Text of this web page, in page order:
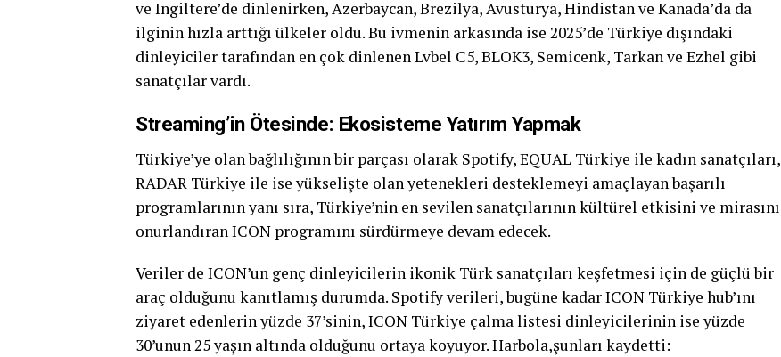
ve Ingiltere’de dinlenirken, Azerbaycan, Brezilya, Avusturya, Hindistan ve Kanada’da da
ilginin hızla arttığı ülkeler oldu. Bu ivmenin arkasında ise 2025’de Türkiye dışındaki
dinleyiciler tarafından en çok dinlenen Lvbel C5, BLOK3, Semicenk, Tarkan ve Ezhel gibi
sanatçılar vardı.
Streaming’in Ötesinde: Ekosisteme Yatırım Yapmak
Türkiye’ye olan bağlılığının bir parçası olarak Spotify, EQUAL Türkiye ile kadın sanatçıları,
RADAR Türkiye ile ise yükselişte olan yetenekleri desteklemeyi amaçlayan başarılı
programlarının yanı sıra, Türkiye’nin en sevilen sanatçılarının kültürel etkisini ve mirasını
onurlandıran ICON programını sürdürmeye devam edecek.
Veriler de ICON’un genç dinleyicilerin ikonik Türk sanatçıları keşfetmesi için de güçlü bir
araç olduğunu kanıtlamış durumda. Spotify verileri, bugüne kadar ICON Türkiye hub’ını
ziyaret edenlerin yüzde 37’sinin, ICON Türkiye çalma listesi dinleyicilerinin ise yüzde
30’unun 25 yaşın altında olduğunu ortaya koyuyor. Harbola,şunları kaydetti: